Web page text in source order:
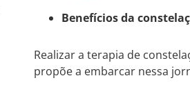
Benefícios da
Realizar a terapia de
propõe a embarcar nessa